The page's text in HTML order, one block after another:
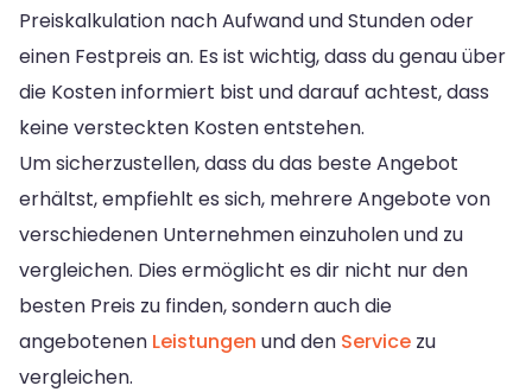
Preiskalkulation nach Aufwand und Stunden oder
einen Festpreis an. Es ist wichtig, dass du genau über
die Kosten informiert bist und darauf achtest, dass
keine versteckten Kosten entstehen.
Um sicherzustellen, dass du das beste Angebot
erhältst, empfiehlt es sich, mehrere Angebote von
verschiedenen Unternehmen einzuholen und zu
vergleichen. Dies ermöglicht es dir nicht nur den
besten Preis zu finden, sondern auch die
angebotenen Leistungen und den Service zu
vergleichen.